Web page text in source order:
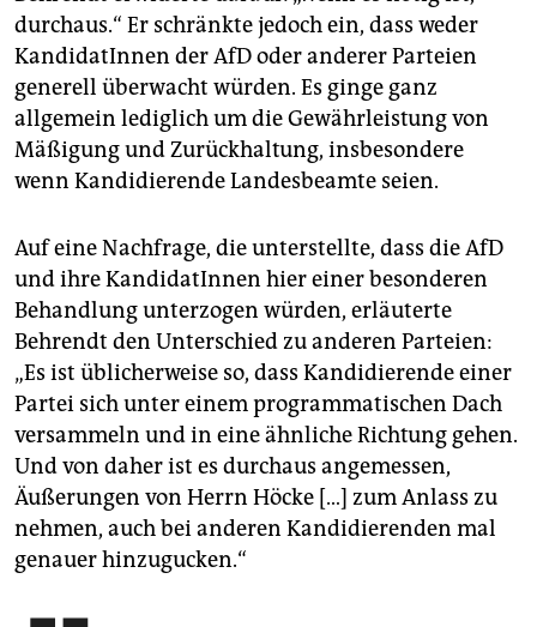
durchaus.“ Er schränkte jedoch ein, dass weder
KandidatInnen der AfD oder anderer Parteien
generell überwacht würden. Es ginge ganz
allgemein lediglich um die Gewährleistung von
Mäßigung und Zurückhaltung, insbesondere
wenn Kandidierende Landesbeamte seien.
Auf eine Nachfrage, die unterstellte, dass die AfD
und ihre KandidatInnen hier einer besonderen
Behandlung unterzogen würden, erläuterte
Behrendt den Unterschied zu anderen Parteien:
„Es ist üblicherweise so, dass Kandidierende einer
Partei sich unter einem programmatischen Dach
versammeln und in eine ähnliche Richtung gehen.
Und von daher ist es durchaus angemessen,
Äußerungen von Herrn Höcke […] zum Anlass zu
nehmen, auch bei anderen Kandidierenden mal
genauer hinzugucken.“